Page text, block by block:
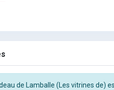
de Lamballe (Les vitrines de)